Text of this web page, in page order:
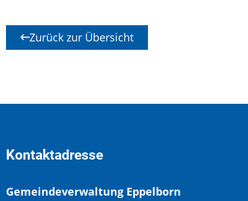
Zurück zur Übersicht
Kontaktadresse
Gemeindeverwaltung Eppelborn